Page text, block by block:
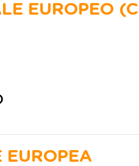
EUROPEO
EUROPEA